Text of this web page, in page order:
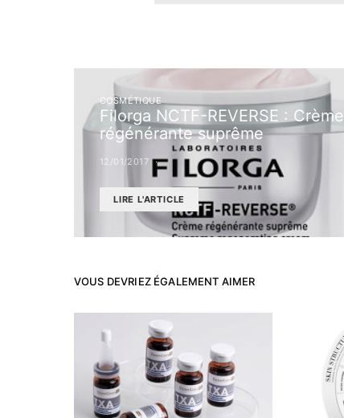
COSMÉTIQUE
Filorga NCTF-REVERSE : Crème
régénérante suprême
12/01/2017
LIRE L'ARTICLE
VOUS DEVRIEZ ÉGALEMENT AIMER